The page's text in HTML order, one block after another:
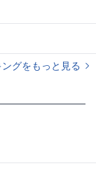
グをもっと見る